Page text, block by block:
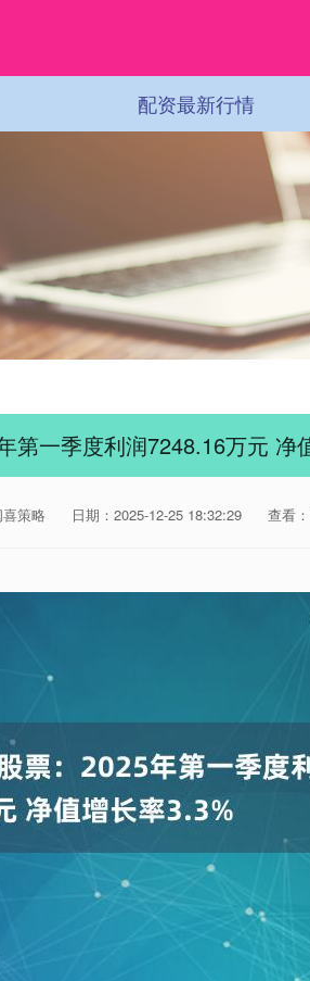
配资最新行情
第一季度利润7248.16万元 净
策略 日期：2025-12-25 18:32:29 查看